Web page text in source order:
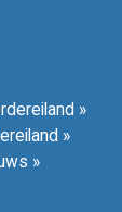
»
»
»